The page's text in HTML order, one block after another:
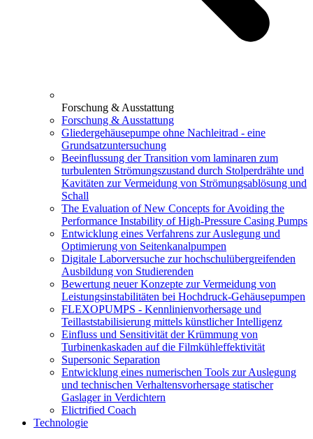
Forschung & Ausstattung
Forschung & Ausstattung
Gliedergehäusepumpe ohne Nachleitrad - eine
Grundsatzuntersuchung
Beeinflussung der Transition vom laminaren zum
turbulenten Strömungszustand durch Stolperdrähte und
Kavitäten zur Vermeidung von Strömungsablösung und
Schall
The Evaluation of New Concepts for Avoiding the
Performance Instability of High-Pressure Casing Pumps
Entwicklung eines Verfahrens zur Auslegung und
Optimierung von Seitenkanalpumpen
Digitale Laborversuche zur hochschulübergreifenden
Ausbildung von Studierenden
Bewertung neuer Konzepte zur Vermeidung von
Leistungsinstabilitäten bei Hochdruck-Gehäusepumpen
FLEXOPUMPS - Kennlinienvorhersage und
Teillaststabilisierung mittels künstlicher Intelligenz
Einfluss und Sensitivität der Krümmung von
Turbinenkaskaden auf die Filmkühleffektivität
Supersonic Separation
Entwicklung eines numerischen Tools zur Auslegung
und technischen Verhaltensvorhersage statischer
Gaslager in Verdichtern
Elictrified Coach
Technologie